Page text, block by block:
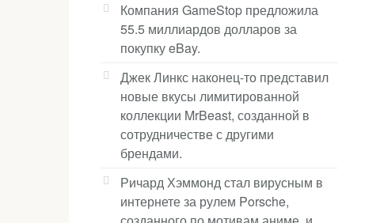
Компания GameStop предложила
55.5 миллиардов долларов за
покупку eBay.
Джек Линкс наконец-то представил
новые вкусы лимитированной
коллекции MrBeast, созданной в
сотрудничестве с другими
брендами.
Ричард Хэммонд стал вирусным в
интернете за рулем Porsche,